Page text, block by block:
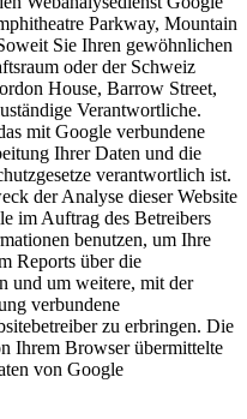
Parkway, Mountain
Sie Ihren gewöhnlichen
oder der Schweiz
House, Barrow Street,
Verantwortliche.
mit Google verbundene
Ihrer Daten und die
verantwortlich ist.
der Analyse dieser Website
im Auftrag des Betreibers
benutzen, um Ihre
Reports über die
und um weitere, mit der
verbundene
zu erbringen. Die
Ihrem Browser übermittelte
von Google